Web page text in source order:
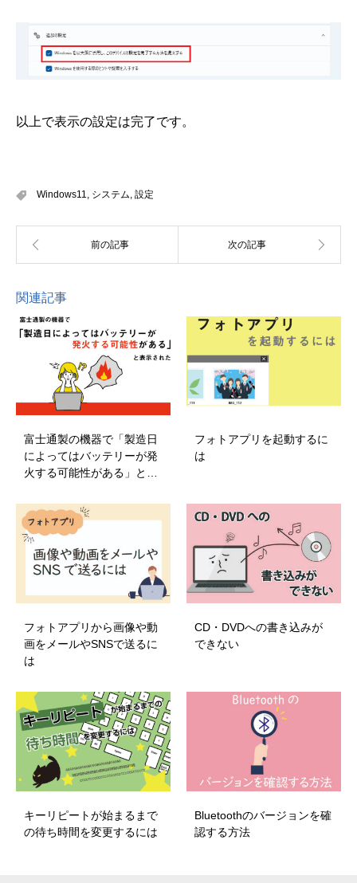
以上で表示の設定は完了です。
Windows11 システム 設定
関連記事
富士通製の機器で「製造日
によってはバッテリーが発
火する可能性がある」と…
フォトアプリを起動するに
は
フォトアプリから画像や動
画をメールやSNSで送るに
は
CD・DVDへの書き込みが
できない
キーリピートが始まるまで
の待ち時間を変更するには
Bluetoothのバージョンを確
認する方法